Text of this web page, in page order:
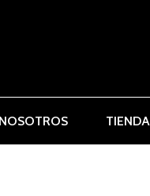
TIENDA